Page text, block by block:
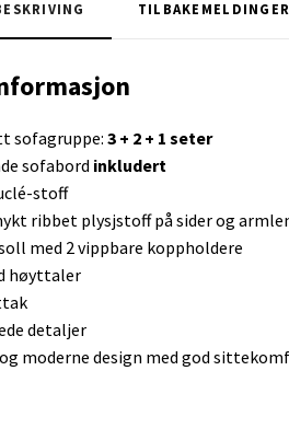
TILBAKEMELDINGER
sofagruppe: 3 + 2 + 1 seter
sofabord inkludert
stoff
ribbet plysjstoff på sider og
med 2 vippbare koppholdere
høyttaler
detaljer
moderne design med god